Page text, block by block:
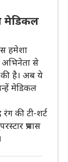
मेडिकल
हमेशा
अभिनेता से
की है। अब ये
मेडिकल
की टी-शर्ट
प्रभास